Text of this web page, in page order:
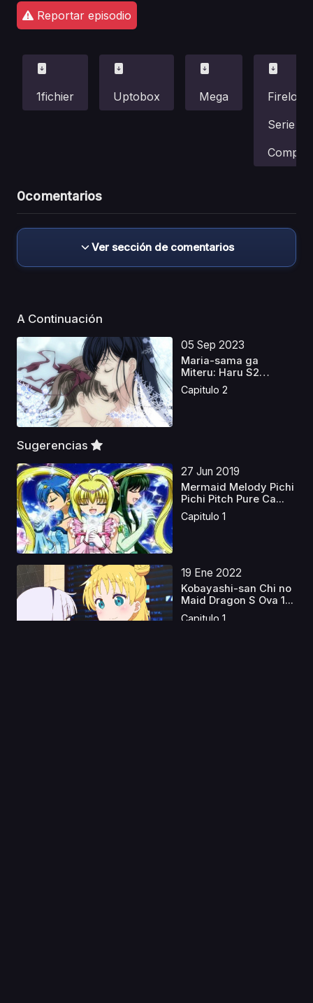
Reportar episodio
1fichier Uptobox Mega
Fireload
Serie
0comentarios
Ver sección de comentarios
A Continuación
05 Sep 2023
Maria-sama ga
Miteru: Haru S2
Castellano
Capitulo 2
Sugerencias
27 Jun 2019
Mermaid Melody Pichi
Pichi Pitch Pure Ca...
Capitulo 1
19 Ene 2022
Kobayashi-san Chi no
Maid Dragon S Ova 1...
Capitulo 1